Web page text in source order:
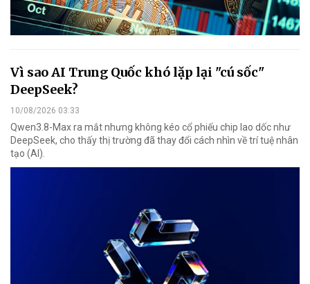
Vì sao AI Trung Quốc khó lặp lại "cú sốc"
DeepSeek?
10/08/2026 03:33
Qwen3.8-Max ra mắt nhưng không kéo cổ phiếu chip lao dốc như
DeepSeek, cho thấy thị trường đã thay đổi cách nhìn về trí tuệ nhân
tạo (AI).